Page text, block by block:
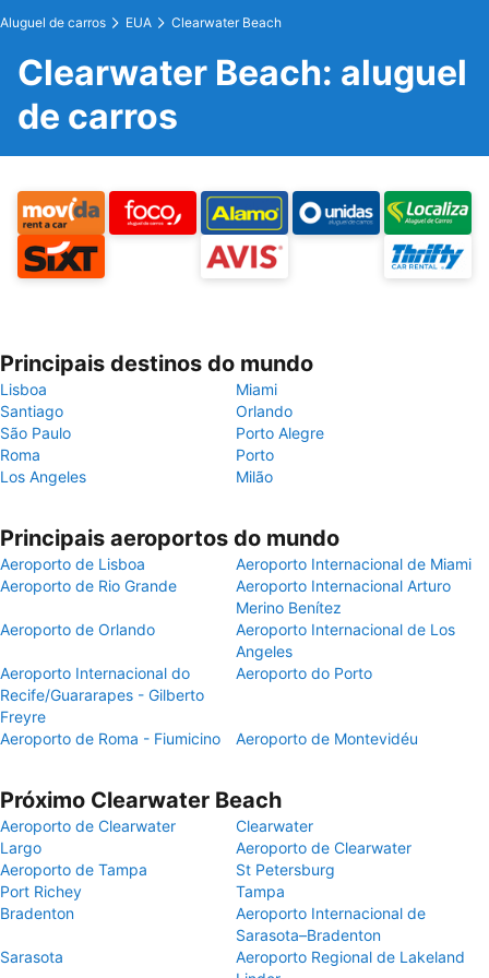
Aluguel de carros EUA Clearwater Beach
Clearwater Beach: aluguel
de carros
Principais destinos do mundo
Lisboa
Miami
Santiago
Orlando
São Paulo
Porto Alegre
Roma
Porto
Los Angeles
Milão
Principais aeroportos do mundo
Aeroporto de Lisboa
Aeroporto Internacional de Miami
Aeroporto de Rio Grande
Aeroporto Internacional Arturo
Merino Benítez
Aeroporto de Orlando
Aeroporto Internacional de Los
Angeles
Aeroporto Internacional do
Recife/Guararapes - Gilberto
Freyre
Aeroporto do Porto
Aeroporto de Roma - Fiumicino Aeroporto de Montevidéu
Próximo Clearwater Beach
Aeroporto de Clearwater
Clearwater
Largo
Aeroporto de Clearwater
Aeroporto de Tampa
St Petersburg
Port Richey
Tampa
Bradenton
Aeroporto Internacional de
Sarasota–Bradenton
Sarasota
Aeroporto Regional de Lakeland